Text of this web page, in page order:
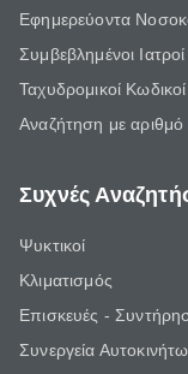
Εφημερεύοντα
Συμβεβλημένοι
Ταχυδρομικοί Κωδικοί
Αναζήτηση με αριθμό
Συχνές
Ψυκτικοί
Κλιματισμός
Επισκευές -
Συνεργεία